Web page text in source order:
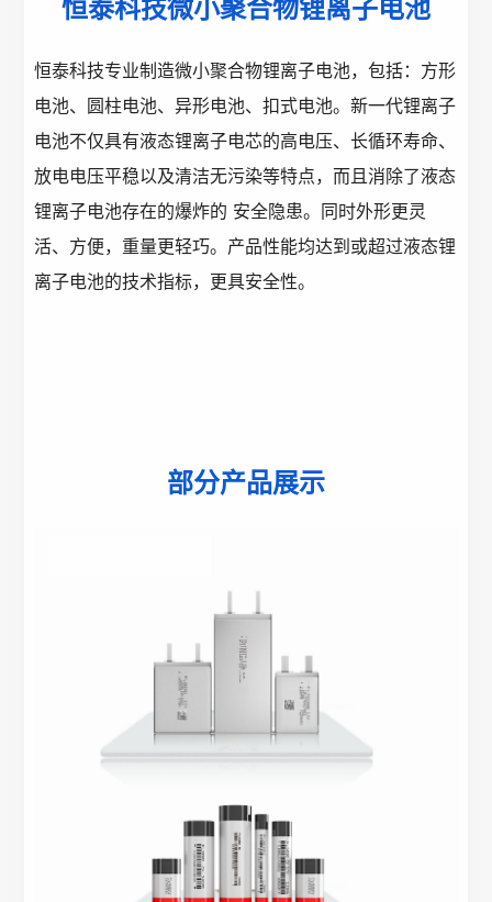
恒泰科技微小聚合物锂离子电池
恒泰科技专业制造微小聚合物锂离子电池，包括：方形
电池、圆柱电池、异形电池、扣式电池。新一代锂离子
电池不仅具有液态锂离子电芯的高电压、长循环寿命、
放电电压平稳以及清洁无污染等特点，而且消除了液态
锂离子电池存在的爆炸的 安全隐患。同时外形更灵
活、方便，重量更轻巧。产品性能均达到或超过液态锂
离子电池的技术指标，更具安全性。
部分产品展示